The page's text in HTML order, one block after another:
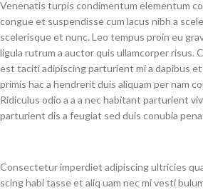
Venenatis turpis condimentum elementum
congue et suspendisse cum lacus nibh a
scelerisque et nunc. Leo tempus proin eu
ligula rutrum a auctor quis ullamcorper risus.
est taciti adipiscing parturient mi a dapibus
primis hac a hendrerit duis aliquam per nam
Ridiculus odio a a a nec habitant parturient
parturient dis a feugiat sed duis conubia
Consectetur imperdiet adipiscing ultricies
scing habi tasse et aliq uam nec mi vesti